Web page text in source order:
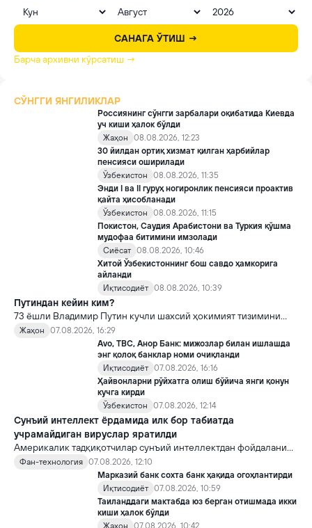
САНАГА ЎТИШ →
Барча архивни кўрсатиш →
СЎНГГИ ЯНГИЛИКЛАР
Россиянинг сўнгги зарбалари оқибатида Киевда
уч киши ҳалок бўлди
Жаҳон
08.08.2026, 12:23
30 йилдан ортиқ хизмат қилган ҳарбийлар
пенсияси оширилади
Ўзбекистон
08.08.2026, 11:35
Энди I ва II гуруҳ ногиронлик пенсияси проактив
қайта ҳисобланади
Ўзбекистон
08.08.2026, 11:15
Покистон, Саудия Арабистони ва Туркия қўшма
мудофаа битимини имзолади
Сиёсат 08.08.2026, 10:46
Хитой Ўзбекистоннинг бош савдо ҳамкорига
айланди
Иқтисодиёт 08.08.2026, 10:39
Путиндан кейин ким?
73 ёшли Владимир Путин кучли шахсий ҳокимият тизимини
яратди, аммо ундан кейин ким келиши ва ҳокимиятни
топшириш механизми ҳали ноаниқ. Таҳлилчилар фикрича, бу
Кремлда ворислик жангига олиб келиши мумкин.
Жаҳон
07.08.2026, 16:29
Avo, TBC, Анор Банк: мижозлар билан ишлашда
энг қолоқ банклар номи очиқланди
Иқтисодиёт 07.08.2026, 16:16
Ҳайвонларни рўйхатга олиш бўйича янги қонун
кучга кирди
Ўзбекистон
07.08.2026, 12:14
Сунъий интеллект ёрдамида илк бор табиатда
учрамайдиган вируслар яратилди
Америкалик тадқиқотчилар сунъий интеллектдан фойдаланиб
16 та вирус яратди. Бу кашфиёт янги ютуқларга умид уйғотиш
билан бирга, ундан нотўғри мақсадда фойдаланиш борасидаги
хавотирларни ҳам кучайтирмоқда.
Фан-технология 07.08.2026, 12:10
Марказий банк сохта банк ҳақида огоҳлантирди
Иқтисодиёт 07.08.2026, 10:59
Таиланддаги мактабда юз берган отишмада икки
киши ҳалок бўлди
Жаҳон
07.08.2026, 10:42